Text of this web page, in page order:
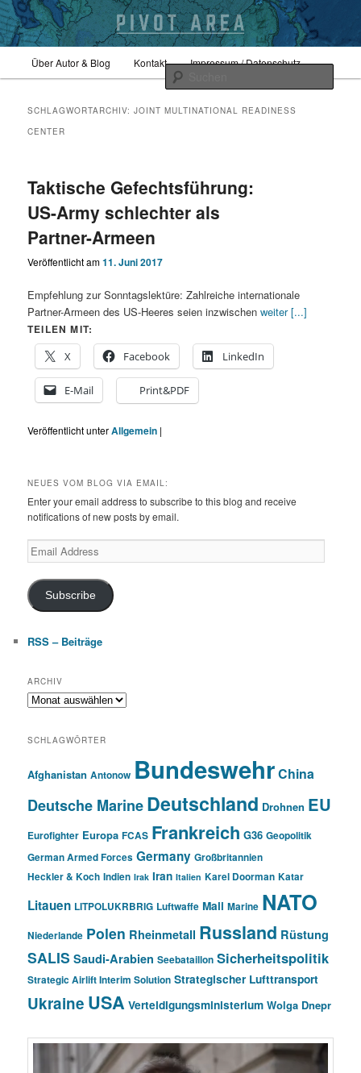
primären
springen
sekundären
springenpivotarea
HauptmenüÜber Autor & Blog Kontakt Impressum / Datenschutz
SCHLAGWORTARCHIV:JOINT MULTINATIONAL READINESS
CENTER
Taktische Gefechtsführung:
US-Army schlechter als
Partner-Armeen
Veröffentlicht am11. Juni 2017
Empfehlung zur Sonntagslektüre: Zahlreiche internationale
Partner-Armeen des US-Heeres seien inzwischenweiter [...]
TEILEN MIT:
X
Facebook LinkedIn
E-Mail Print&PDF
Veröffentlicht unterAllgemein |
NEUES VOM BLOG VIA EMAIL:
Enter your email address to subscribe to this blog and receive
notifications of new posts by email.
Email
Address
Subscribe
RSS – Beiträge
ARCHIV
Archiv
SCHLAGWÖRTER
Afghanistan Antonow BundeswehrChina
Deutsche MarineDeutschland Drohnen EU
Eurofighter Europa FCAS Frankreich G36 Geopolitik
German Armed Forces Germany Großbritannien
Heckler & Koch Indien Irak Iran Italien Karel Doorman Katar
Litauen LITPOLUKRBRIG Luftwaffe Mali Marine NATO
Niederlande Polen Rheinmetall Russland Rüstung
SALIS Saudi-Arabien Seebataillon Sicherheitspolitik
Strategic Airlift Interim Solution Strategischer Lufttransport
Ukraine USA Verteidigungsministerium Wolga Dnepr